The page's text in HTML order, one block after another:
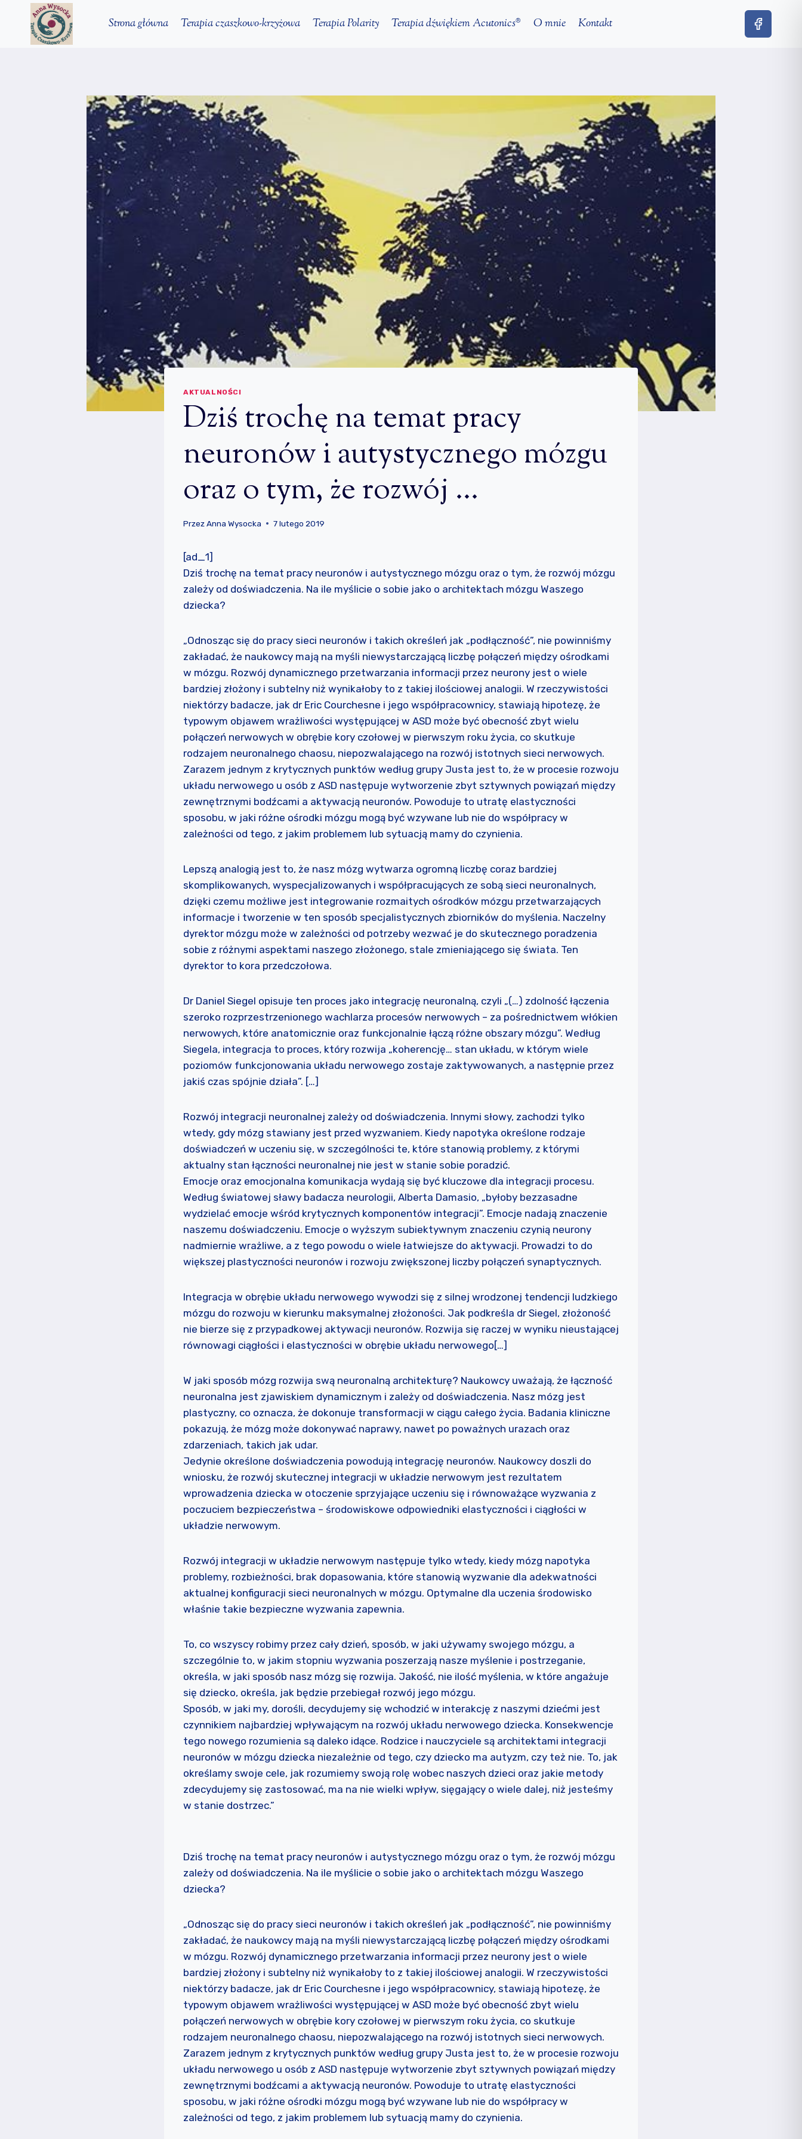
Strona główna Terapia czaszkowo-krzyżowa Terapia Polarity Terapia dźwiękiem Acutonics® O mnie Kontakt
AKTUALNOŚCI
Dziś trochę na temat pracy
neuronów i autystycznego mózgu
oraz o tym, że rozwój …
PrzezAnna Wysocka 7 lutego 2019
[ad_1]
Dziś trochę na temat pracy neuronów i autystycznego mózgu oraz o tym, że rozwój mózgu
zależy od doświadczenia. Na ile myślicie o sobie jako o architektach mózgu Waszego
dziecka?
„Odnosząc się do pracy sieci neuronów i takich określeń jak „podłączność”, nie powinniśmy
zakładać, że naukowcy mają na myśli niewystarczającą liczbę połączeń między ośrodkami
w mózgu. Rozwój dynamicznego przetwarzania informacji przez neurony jest o wiele
bardziej złożony i subtelny niż wynikałoby to z takiej ilościowej analogii. W rzeczywistości
niektórzy badacze, jak dr Eric Courchesne i jego współpracownicy, stawiają hipotezę, że
typowym objawem wrażliwości występującej w ASD może być obecność zbyt wielu
połączeń nerwowych w obrębie kory czołowej w pierwszym roku życia, co skutkuje
rodzajem neuronalnego chaosu, niepozwalającego na rozwój istotnych sieci nerwowych.
Zarazem jednym z krytycznych punktów według grupy Justa jest to, że w procesie rozwoju
układu nerwowego u osób z ASD następuje wytworzenie zbyt sztywnych powiązań między
zewnętrznymi bodźcami a aktywacją neuronów. Powoduje to utratę elastyczności
sposobu, w jaki różne ośrodki mózgu mogą być wzywane lub nie do współpracy w
zależności od tego, z jakim problemem lub sytuacją mamy do czynienia.
Lepszą analogią jest to, że nasz mózg wytwarza ogromną liczbę coraz bardziej
skomplikowanych, wyspecjalizowanych i współpracujących ze sobą sieci neuronalnych,
dzięki czemu możliwe jest integrowanie rozmaitych ośrodków mózgu przetwarzających
informacje i tworzenie w ten sposób specjalistycznych zbiorników do myślenia. Naczelny
dyrektor mózgu może w zależności od potrzeby wezwać je do skutecznego poradzenia
sobie z różnymi aspektami naszego złożonego, stale zmieniającego się świata. Ten
dyrektor to kora przedczołowa.
Dr Daniel Siegel opisuje ten proces jako integrację neuronalną, czyli „(…) zdolność łączenia
szeroko rozprzestrzenionego wachlarza procesów nerwowych – za pośrednictwem włókien
nerwowych, które anatomicznie oraz funkcjonalnie łączą różne obszary mózgu”. Według
Siegela, integracja to proces, który rozwija „koherencję… stan układu, w którym wiele
poziomów funkcjonowania układu nerwowego zostaje zaktywowanych, a następnie przez
jakiś czas spójnie działa”. […]
Rozwój integracji neuronalnej zależy od doświadczenia. Innymi słowy, zachodzi tylko
wtedy, gdy mózg stawiany jest przed wyzwaniem. Kiedy napotyka określone rodzaje
doświadczeń w uczeniu się, w szczególności te, które stanowią problemy, z którymi
aktualny stan łączności neuronalnej nie jest w stanie sobie poradzić.
Emocje oraz emocjonalna komunikacja wydają się być kluczowe dla integracji procesu.
Według światowej sławy badacza neurologii, Alberta Damasio, „byłoby bezzasadne
wydzielać emocje wśród krytycznych komponentów integracji”. Emocje nadają znaczenie
naszemu doświadczeniu. Emocje o wyższym subiektywnym znaczeniu czynią neurony
nadmiernie wrażliwe, a z tego powodu o wiele łatwiejsze do aktywacji. Prowadzi to do
większej plastyczności neuronów i rozwoju zwiększonej liczby połączeń synaptycznych.
Integracja w obrębie układu nerwowego wywodzi się z silnej wrodzonej tendencji ludzkiego
mózgu do rozwoju w kierunku maksymalnej złożoności. Jak podkreśla dr Siegel, złożoność
nie bierze się z przypadkowej aktywacji neuronów. Rozwija się raczej w wyniku nieustającej
równowagi ciągłości i elastyczności w obrębie układu nerwowego[…]
W jaki sposób mózg rozwija swą neuronalną architekturę? Naukowcy uważają, że łączność
neuronalna jest zjawiskiem dynamicznym i zależy od doświadczenia. Nasz mózg jest
plastyczny, co oznacza, że dokonuje transformacji w ciągu całego życia. Badania kliniczne
pokazują, że mózg może dokonywać naprawy, nawet po poważnych urazach oraz
zdarzeniach, takich jak udar.
Jedynie określone doświadczenia powodują integrację neuronów. Naukowcy doszli do
wniosku, że rozwój skutecznej integracji w układzie nerwowym jest rezultatem
wprowadzenia dziecka w otoczenie sprzyjające uczeniu się i równoważące wyzwania z
poczuciem bezpieczeństwa – środowiskowe odpowiedniki elastyczności i ciągłości w
układzie nerwowym.
Rozwój integracji w układzie nerwowym następuje tylko wtedy, kiedy mózg napotyka
problemy, rozbieżności, brak dopasowania, które stanowią wyzwanie dla adekwatności
aktualnej konfiguracji sieci neuronalnych w mózgu. Optymalne dla uczenia środowisko
właśnie takie bezpieczne wyzwania zapewnia.
To, co wszyscy robimy przez cały dzień, sposób, w jaki używamy swojego mózgu, a
szczególnie to, w jakim stopniu wyzwania poszerzają nasze myślenie i postrzeganie,
określa, w jaki sposób nasz mózg się rozwija. Jakość, nie ilość myślenia, w które angażuje
się dziecko, określa, jak będzie przebiegał rozwój jego mózgu.
Sposób, w jaki my, dorośli, decydujemy się wchodzić w interakcję z naszymi dziećmi jest
czynnikiem najbardziej wpływającym na rozwój układu nerwowego dziecka. Konsekwencje
tego nowego rozumienia są daleko idące. Rodzice i nauczyciele są architektami integracji
neuronów w mózgu dziecka niezależnie od tego, czy dziecko ma autyzm, czy też nie. To, jak
określamy swoje cele, jak rozumiemy swoją rolę wobec naszych dzieci oraz jakie metody
zdecydujemy się zastosować, ma na nie wielki wpływ, sięgający o wiele dalej, niż jesteśmy
w stanie dostrzec.”
Dziś trochę na temat pracy neuronów i autystycznego mózgu oraz o tym, że rozwój mózgu
zależy od doświadczenia. Na ile myślicie o sobie jako o architektach mózgu Waszego
dziecka?
„Odnosząc się do pracy sieci neuronów i takich określeń jak „podłączność”, nie powinniśmy
zakładać, że naukowcy mają na myśli niewystarczającą liczbę połączeń między ośrodkami
w mózgu. Rozwój dynamicznego przetwarzania informacji przez neurony jest o wiele
bardziej złożony i subtelny niż wynikałoby to z takiej ilościowej analogii. W rzeczywistości
niektórzy badacze, jak dr Eric Courchesne i jego współpracownicy, stawiają hipotezę, że
typowym objawem wrażliwości występującej w ASD może być obecność zbyt wielu
połączeń nerwowych w obrębie kory czołowej w pierwszym roku życia, co skutkuje
rodzajem neuronalnego chaosu, niepozwalającego na rozwój istotnych sieci nerwowych.
Zarazem jednym z krytycznych punktów według grupy Justa jest to, że w procesie rozwoju
układu nerwowego u osób z ASD następuje wytworzenie zbyt sztywnych powiązań między
zewnętrznymi bodźcami a aktywacją neuronów. Powoduje to utratę elastyczności
sposobu, w jaki różne ośrodki mózgu mogą być wzywane lub nie do współpracy w
zależności od tego, z jakim problemem lub sytuacją mamy do czynienia.